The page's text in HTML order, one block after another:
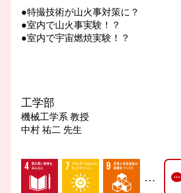
●特撮技術が山火事対策に？
●室内で山火事実験！？
●室内で宇宙燃焼実験！？
工学部
機械工学系 教授
中村 祐二 先生
…